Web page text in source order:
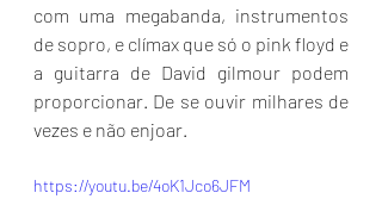
com uma megabanda, instrumentos
de sopro, e clímax que só o pink floyd e
a guitarra de David gilmour podem
proporcionar. De se ouvir milhares de
vezes e não enjoar.
https://youtu.be/4oK1Jco6JFM